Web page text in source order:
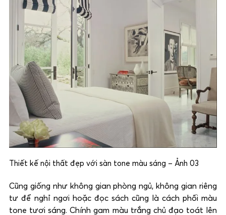
Thiết kế nội thất đẹp với sàn tone màu sáng – Ảnh 03
Cũng giống như không gian phòng ngủ, không gian riêng
tư để nghỉ ngơi hoặc đọc sách cũng là cách phối màu
tone tươi sáng. Chính gam màu trắng chủ đạo toát lên